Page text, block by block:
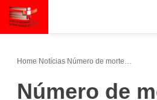
Home/Notícias/
Número de